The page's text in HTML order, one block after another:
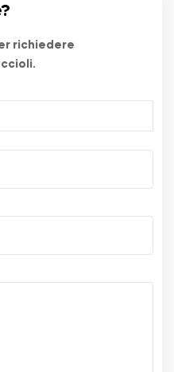
richiedere